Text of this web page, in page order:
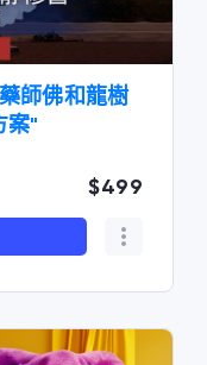
師佛和龍樹
案"
$499